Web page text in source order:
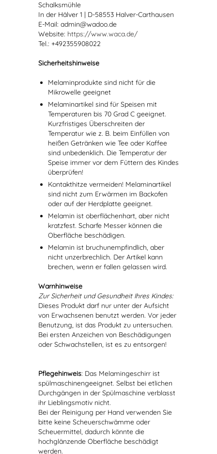
Schalksmühle
In der Hälver 1 | D-58553 Halver-Carthausen
E-Mail: admin@wadoo.de
Website: https://www.waca.de/
Tel.: +492355908022
Sicherheitshinweise
Melaminprodukte sind nicht für die
Mikrowelle geeignet
Melaminartikel sind für Speisen mit
Temperaturen bis 70 Grad C geeignet.
Kurzfristiges Überschreiten der
Temperatur wie z. B. beim Einfüllen von
heißen Getränken wie Tee oder Kaffee
sind unbedenklich. Die Temperatur der
Speise immer vor dem Füttern des Kindes
überprüfen!
Kontakthitze vermeiden! Melaminartikel
sind nicht zum Erwärmen im Backofen
oder auf der Herdplatte geeignet.
Melamin ist oberflächenhart, aber nicht
kratzfest. Scharfe Messer können die
Oberfläche beschädigen.
Melamin ist bruchunempfindlich, aber
nicht unzerbrechlich. Der Artikel kann
brechen, wenn er fallen gelassen wird.
Warnhinweise
Zur Sicherheit und Gesundheit Ihres Kindes:
Dieses Produkt darf nur unter der Aufsicht
von Erwachsenen benutzt werden. Vor jeder
Benutzung, ist das Produkt zu untersuchen.
Bei ersten Anzeichen von Beschädigungen
oder Schwachstellen, ist es zu entsorgen!
Pflegehinweis: Das Melamingeschirr ist
spülmaschinengeeignet. Selbst bei etlichen
Durchgängen in der Spülmaschine verblasst
ihr Lieblingsmotiv nicht.
Bei der Reinigung per Hand verwenden Sie
bitte keine Scheuerschwämme oder
Scheuermittel, dadurch könnte die
hochglänzende Oberfläche beschädigt
werden.